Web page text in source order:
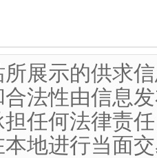
所展示的供求
法性由信息
任何法律责
地进行当面